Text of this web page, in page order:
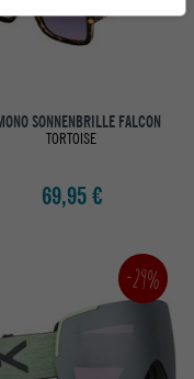
SONNENBRILLE FALCON
TORTOISE
69,95 €
-29%